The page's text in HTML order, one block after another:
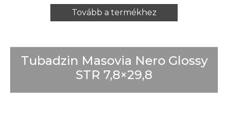
Tovább a termékhez
Tubadzin Masovia Nero Glossy
STR 7,8×29,8